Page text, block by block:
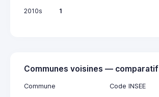
2010s
1
Communes voisines — comparatif
Commune Code INSEE